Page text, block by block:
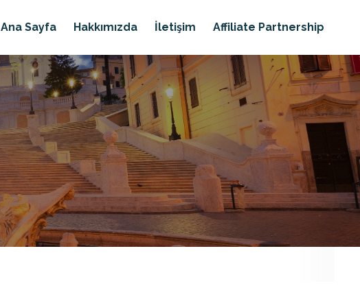
Ana Sayfa Hakkımızda İletişim Affiliate Partnership